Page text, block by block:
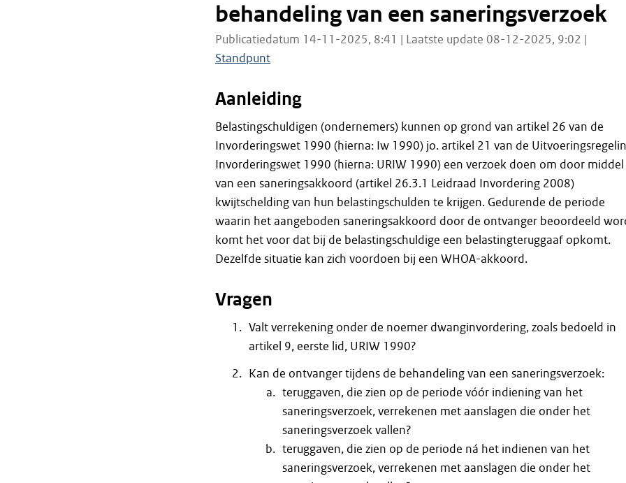
behandeling van een saneringsverzoek
Publicatiedatum 14-11-2025, 8:41 | Laatste update 08-12-2025, 9:02 |
Standpunt
Aanleiding
Belastingschuldigen (ondernemers) kunnen op grond van artikel 26 van de
Invorderingswet 1990 (hierna: Iw 1990) jo. artikel 21 van de
Invorderingswet 1990 (hierna: URIW 1990) een verzoek doen om door middel
van een saneringsakkoord (artikel 26.3.1 Leidraad Invordering 2008)
kwijtschelding van hun belastingschulden te krijgen. Gedurende de periode
waarin het aangeboden saneringsakkoord door de ontvanger beoordeeld
komt het voor dat bij de belastingschuldige een belastingteruggaaf opkomt.
Dezelfde situatie kan zich voordoen bij een WHOA-akkoord.
Vragen
Valt verrekening onder de noemer dwanginvordering, zoals bedoeld in
artikel 9, eerste lid, URIW 1990?
Kan de ontvanger tijdens de behandeling van een saneringsverzoek:
teruggaven, die zien op de periode vóór indiening van het
saneringsverzoek, verrekenen met aanslagen die onder het
saneringsverzoek vallen?
teruggaven, die zien op de periode ná het indienen van het
saneringsverzoek, verrekenen met aanslagen die onder het